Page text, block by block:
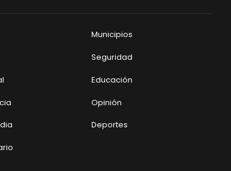
Municipios
Seguridad
Educación
Opinión
Deportes